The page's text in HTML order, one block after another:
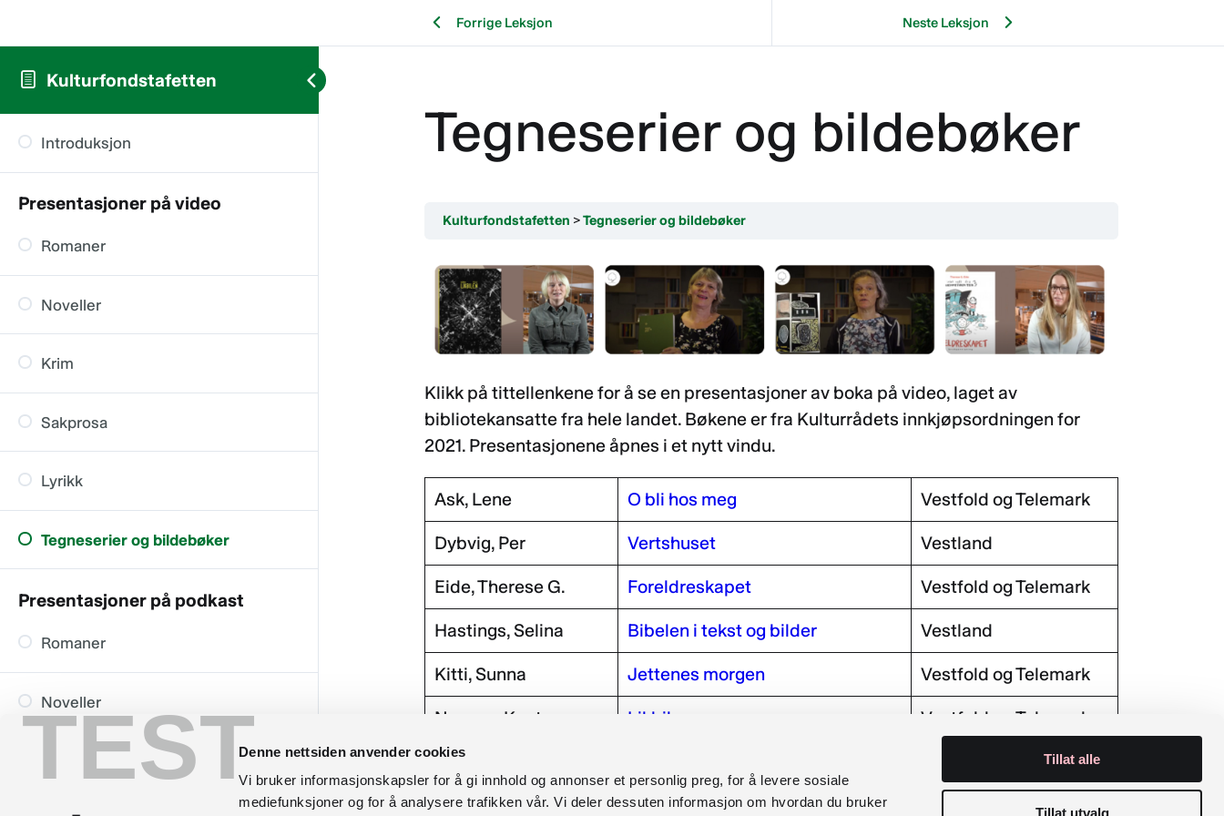
TESTDenne nettsiden anvender cookies
Vi bruker informasjonskapsler for å gi innhold og annonser et personlig preg, for å levere sosiale
mediefunksjoner og for å analysere trafikken vår. Vi deler dessuten informasjon om hvordan du bruker
Tillat alle
Tillat utvalg
Kulturfondstafetten
Introduksjon
Presentasjoner på video
Romaner
Noveller
Krim
Sakprosa
Lyrikk
Tegneserier og bildebøker
Presentasjoner på podkast
Romaner
Noveller
Forrige Leksjon Neste Leksjon
Tegneserier og bildebøker
Kulturfondstafetten Tegneserier og bildebøker
Klikk på tittellenkene for å se en presentasjoner av boka på video, laget av
bibliotekansatte fra hele landet. Bøkene er fra Kulturrådets innkjøpsordningen for
2021. Presentasjonene åpnes i et nytt vindu.
Ask, Lene O bli hos meg
Vestfold og Telemark
Dybvig, Per
Vertshuset
Vestland
Eide, Therese G.
Foreldreskapet
Vestfold og Telemark
Hastings, Selina
Bibelen i tekst og bilder
Vestland
Kitti, Sunna
Jettenes morgen
Vestfold og Telemark
Nærum, Knut
Likbilen
Vestfold og Telemark
Sigbjørnsen, Hanne